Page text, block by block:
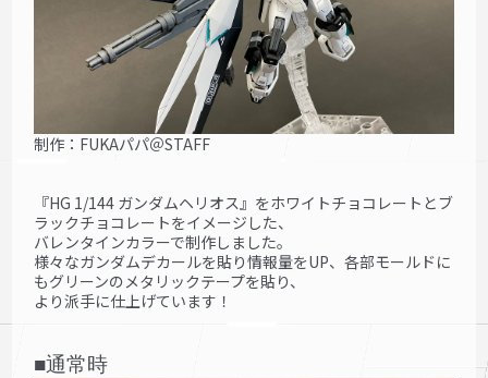
制作：FUKAパパ＠STAFF
『HG 1/144 ガンダムヘリオス』をホワイトチョコレートとブ
ラックチョコレートをイメージした、
バレンタインカラーで制作しました。
様々なガンダムデカールを貼り情報量をUP、各部モールドに
もグリーンのメタリックテープを貼り、
より派手に仕上げています！
■通常時